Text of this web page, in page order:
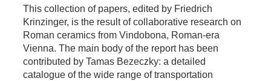
This collection of papers, edited by Friedrich
Krinzinger, is the result of collaborative research on
Roman ceramics from Vindobona, Roman-era
Vienna. The main body of the report has been
contributed by Tamas Bezeczky: a detailed
catalogue of the wide range of transportation